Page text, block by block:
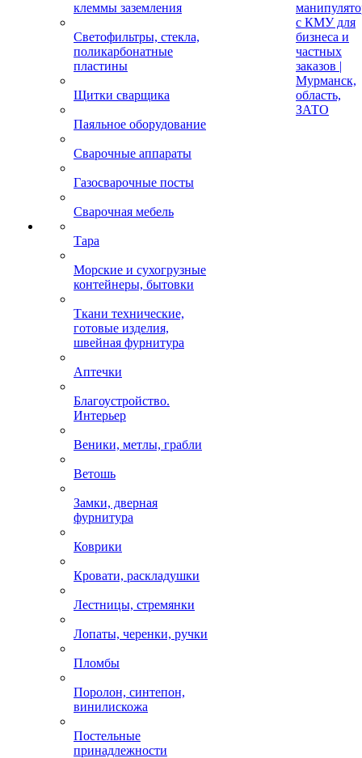
клеммы заземления
Светофильтры, стекла,
поликарбонатные
пластины
Щитки сварщика
Паяльное оборудование
Сварочные аппараты
Газосварочные посты
Сварочная мебель
Тара
Морские и сухогрузные
контейнеры, бытовки
Ткани технические,
готовые изделия,
швейная фурнитура
Аптечки
Благоустройство.
Интерьер
Веники, метлы, грабли
Ветошь
Замки, дверная
фурнитура
Коврики
Кровати, раскладушки
Лестницы, стремянки
Лопаты, черенки, ручки
Пломбы
Поролон, синтепон,
винилискожа
Постельные
принадлежности
с КМУ для
бизнеса и
частных
заказов |
Мурманск,
область,
ЗАТО